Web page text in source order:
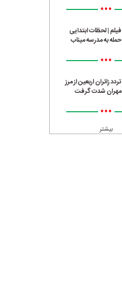
•••
فیلم | لحظات ابتدایی
حمله به مدرسه میناب
•••
تردد زائران اربعین از مرز
مهران شدت گرفت
•••
بیشتر